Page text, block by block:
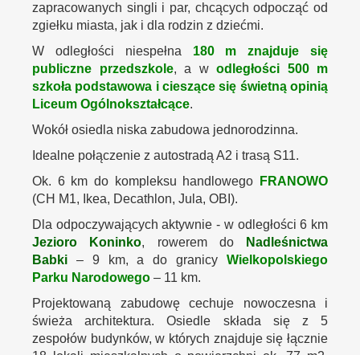
zapracowanych singli i par, chcących odpocząć od
zgiełku miasta, jak i dla rodzin z dziećmi.
W odległości niespełna 180 m znajduje się
publiczne przedszkole, a w odległości 500 m
szkoła podstawowa i cieszące się świetną opinią
Liceum Ogólnokształcące.
Wokół osiedla niska zabudowa jednorodzinna.
Idealne połączenie z autostradą A2 i trasą S11.
Ok. 6 km do kompleksu handlowego
FRANOWO
(CH M1, Ikea, Decathlon, Jula, OBI).
Dla odpoczywających aktywnie - w odległości 6 km
Jezioro Koninko, rowerem do
Nadleśnictwa
Babki – 9 km, a do granicy Wielkopolskiego
Parku Narodowego – 11 km.
Projektowaną zabudowę cechuje nowoczesna i
świeża architektura. Osiedle składa się z 5
zespołów budynków, w których znajduje się łącznie